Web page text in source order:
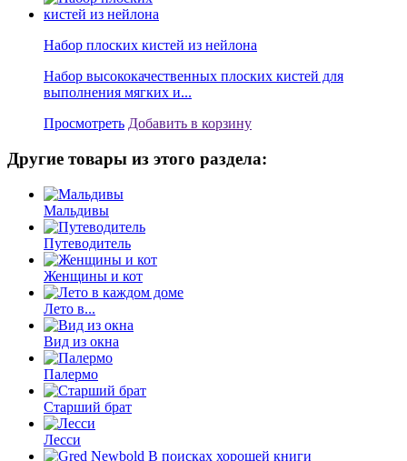
Набор плоских кистей из нейлона
Набор высококачественных плоских кистей для
выполнения мягких и...
Просмотреть Добавить в корзину
Другие товары из этого раздела:
Мальдивы
Путеводитель
Женщины и кот
Лето в...
Вид из окна
Палермо
Старший брат
Лесси